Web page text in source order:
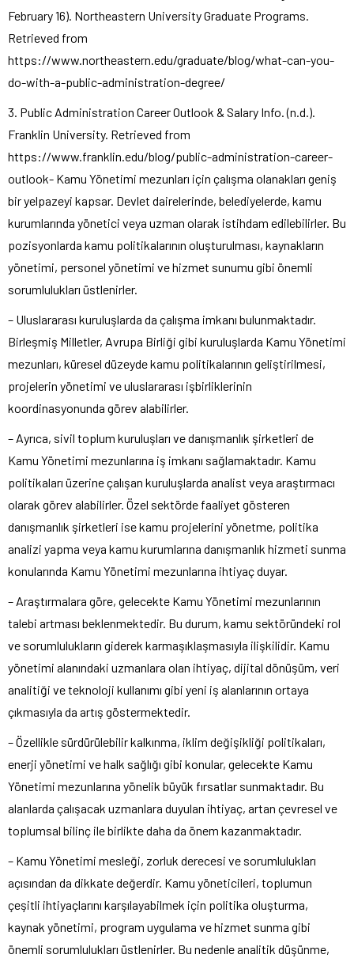
February 16). Northeastern University Graduate Programs.
Retrieved from
https://www.northeastern.edu/graduate/blog/what-can-you-
do-with-a-public-administration-degree/
3. Public Administration Career Outlook & Salary Info. (n.d.).
Franklin University. Retrieved from
https://www.franklin.edu/blog/public-administration-career-
outlook- Kamu Yönetimi mezunları için çalışma olanakları geniş
bir yelpazeyi kapsar. Devlet dairelerinde, belediyelerde, kamu
kurumlarında yönetici veya uzman olarak istihdam edilebilirler. Bu
pozisyonlarda kamu politikalarının oluşturulması, kaynakların
yönetimi, personel yönetimi ve hizmet sunumu gibi önemli
sorumlulukları üstlenirler.
– Uluslararası kuruluşlarda da çalışma imkanı bulunmaktadır.
Birleşmiş Milletler, Avrupa Birliği gibi kuruluşlarda Kamu Yönetimi
mezunları, küresel düzeyde kamu politikalarının geliştirilmesi,
projelerin yönetimi ve uluslararası işbirliklerinin
koordinasyonunda görev alabilirler.
– Ayrıca, sivil toplum kuruluşları ve danışmanlık şirketleri de
Kamu Yönetimi mezunlarına iş imkanı sağlamaktadır. Kamu
politikaları üzerine çalışan kuruluşlarda analist veya araştırmacı
olarak görev alabilirler. Özel sektörde faaliyet gösteren
danışmanlık şirketleri ise kamu projelerini yönetme, politika
analizi yapma veya kamu kurumlarına danışmanlık hizmeti sunma
konularında Kamu Yönetimi mezunlarına ihtiyaç duyar.
– Araştırmalara göre, gelecekte Kamu Yönetimi mezunlarının
talebi artması beklenmektedir. Bu durum, kamu sektöründeki rol
ve sorumlulukların giderek karmaşıklaşmasıyla ilişkilidir. Kamu
yönetimi alanındaki uzmanlara olan ihtiyaç, dijital dönüşüm, veri
analitiği ve teknoloji kullanımı gibi yeni iş alanlarının ortaya
çıkmasıyla da artış göstermektedir.
– Özellikle sürdürülebilir kalkınma, iklim değişikliği politikaları,
enerji yönetimi ve halk sağlığı gibi konular, gelecekte Kamu
Yönetimi mezunlarına yönelik büyük fırsatlar sunmaktadır. Bu
alanlarda çalışacak uzmanlara duyulan ihtiyaç, artan çevresel ve
toplumsal bilinç ile birlikte daha da önem kazanmaktadır.
– Kamu Yönetimi mesleği, zorluk derecesi ve sorumlulukları
açısından da dikkate değerdir. Kamu yöneticileri, toplumun
çeşitli ihtiyaçlarını karşılayabilmek için politika oluşturma,
kaynak yönetimi, program uygulama ve hizmet sunma gibi
önemli sorumlulukları üstlenirler. Bu nedenle analitik düşünme,